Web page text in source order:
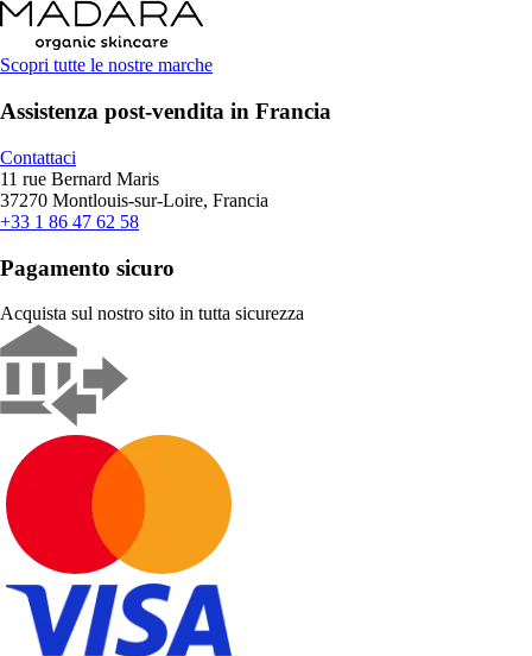
Scopri tutte le nostre marche
Assistenza post-vendita in Francia
Contattaci
11 rue Bernard Maris
37270 Montlouis-sur-Loire, Francia
+33 1 86 47 62 58
Pagamento sicuro
Acquista sul nostro sito in tutta sicurezza